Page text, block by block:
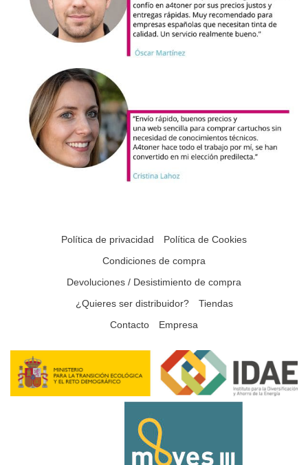
Política de privacidad
Política de Cookies
Condiciones de compra
Devoluciones / Desistimiento de compra
¿Quieres ser distribuidor?
Tiendas
Contacto
Empresa